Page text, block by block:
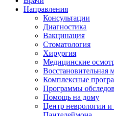
Направления
Консультации
Диагностика
Вакцинация
Стоматология
Хирургия
Медицинские
Восстановительная
Комплексные
Программы
Помощь на дому
Центр неврологии